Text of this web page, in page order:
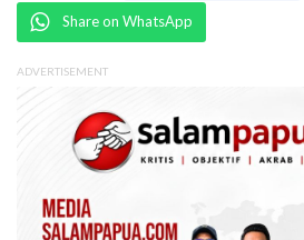
Share on WhatsApp
ADVERTISEMENT